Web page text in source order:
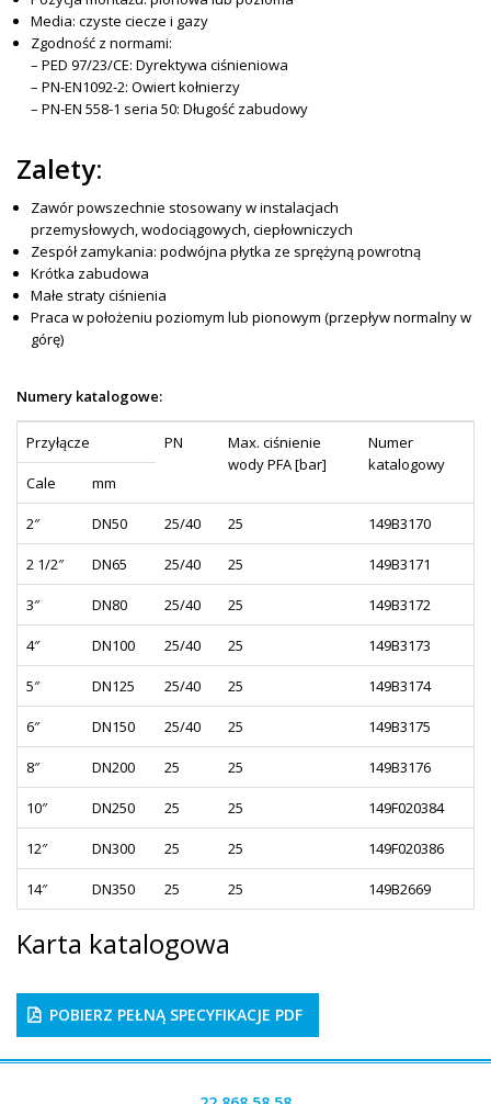
Media: czyste ciecze i gazy
Zgodność z normami:
– PED 97/23/CE: Dyrektywa ciśnieniowa
– PN-EN1092-2: Owiert kołnierzy
– PN-EN 558-1 seria 50: Długość zabudowy
Zalety:
Zawór powszechnie stosowany w instalacjach
przemysłowych, wodociągowych, ciepłowniczych
Zespół zamykania: podwójna płytka ze sprężyną powrotną
Krótka zabudowa
Małe straty ciśnienia
Praca w położeniu poziomym lub pionowym (przepływ normalny w
górę)
Numery katalogowe:
Przyłącze PN
Max. ciśnienie
wody PFA [bar]
Numer
katalogowy
Cale
mm
2″ DN50 25/40 25 149B3170
2 1/2″ DN65 25/40 25 149B3171
3″ DN80 25/40 25 149B3172
4″ DN100 25/40 25 149B3173
5″ DN125 25/40 25 149B3174
6″ DN150 25/40 25 149B3175
8″ DN200 25 25 149B3176
10″ DN250 25 25 149F020384
12″ DN300 25 25 149F020386
14″ DN350 25 25 149B2669
Karta katalogowa
POBIERZ PEŁNĄ SPECYFIKACJE PDF